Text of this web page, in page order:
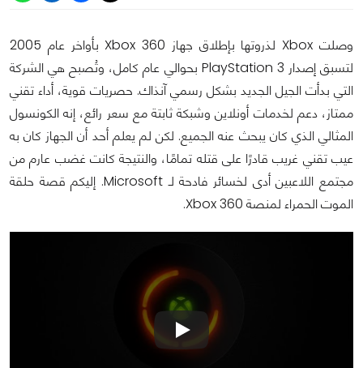
وصلت Xbox لذروتها بإطلاق جهاز Xbox 360 بأواخر عام 2005
لتسبق إصدار PlayStation 3 بحوالي عام كامل، وتُصبح هي الشركة
التي بدأت الجيل الجديد بشكل رسمي آنذاك. حصريات قوية، أداء تقني
ممتاز، دعم لخدمات أونلاين وشبكة ثابتة مع سعر رائع، إنه الكونسول
المثالي الذي كان يبحث عنه الجميع. لكن لم يعلم أحد أن الجهاز كان به
عيب تقني غريب قادرًا على قتله تمامًا، والنتيجة كانت غضب عارم من
مجتمع اللاعبين أدى لخسائر فادحة لـ Microsoft. إليكم قصة حلقة
الموت الحمراء لمنصة Xbox 360.